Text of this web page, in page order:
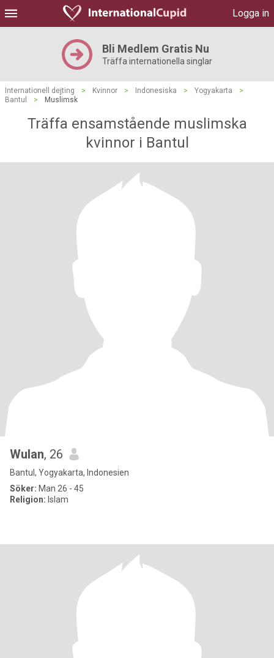
Logga in
Bli Medlem Gratis Nu
Träffa internationella singlar
Internationell dejting > Kvinnor > Indonesiska > Yogyakarta
>
Bantul
> Muslimsk
Träffa ensamstående muslimska
kvinnor i Bantul
Wulan, 26
Bantul, Yogyakarta, Indonesien
Söker: Man 26 - 45
Religion: Islam